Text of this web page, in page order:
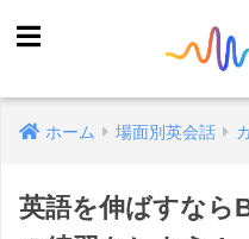
ホーム 場面別英会話
英語を伸ばすなら